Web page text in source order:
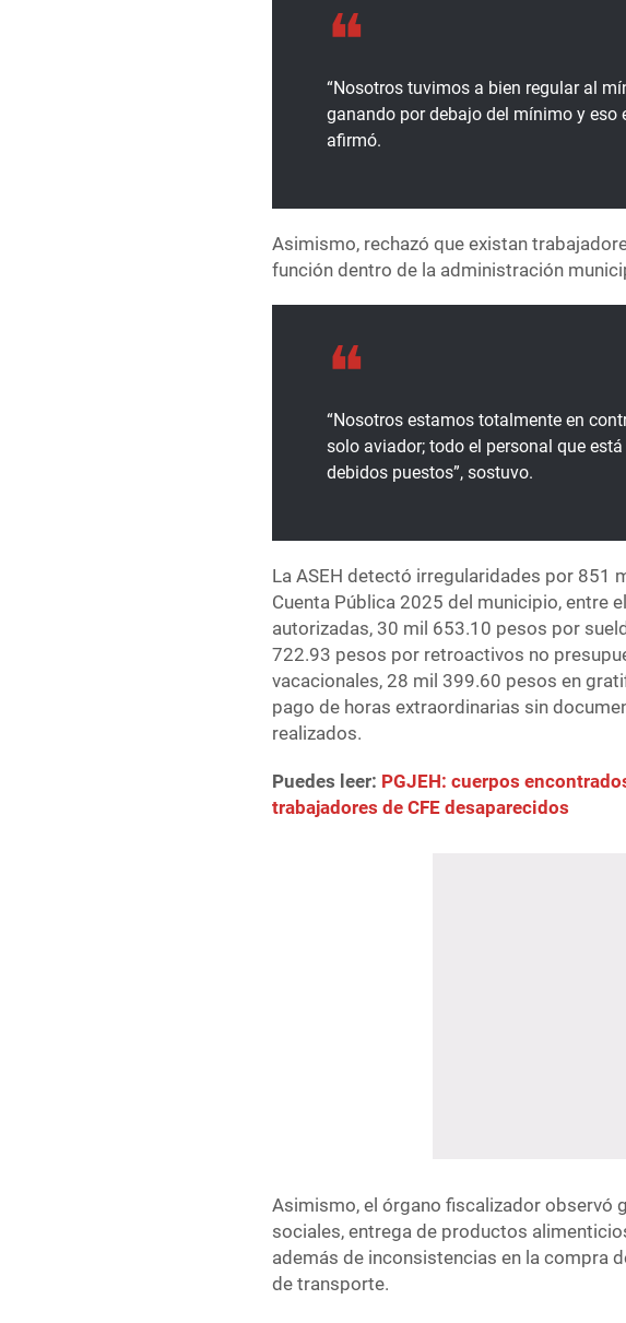
“Nosotros tuvimos a bien regular al
ganando por debajo del mínimo y eso
afirmó.
Asimismo, rechazó que existan
función dentro de la administración
“Nosotros estamos totalmente en
solo aviador; todo el personal que
debidos puestos”, sostuvo.
La ASEH detectó irregularidades por 851
Cuenta Pública 2025 del municipio, entre
autorizadas, 30 mil 653.10 pesos por
722.93 pesos por retroactivos no
vacacionales, 28 mil 399.60 pesos en
pago de horas extraordinarias sin
realizados.
Puedes leer: PGJEH: cuerpos
trabajadores de CFE desaparecidos
Asimismo, el órgano fiscalizador observó
sociales, entrega de productos
además de inconsistencias en la compra
de transporte.